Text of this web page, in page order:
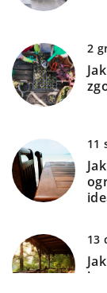
2
11
13